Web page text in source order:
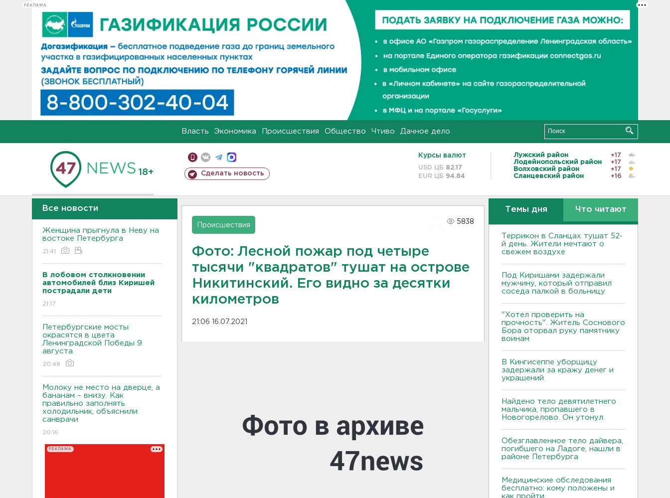
РЕКЛАМА
Власть Экономика Происшествия Общество Чтиво Дачное дело
18+ Сделать новость
Курсы валют
USD ЦБ 82.17
EUR ЦБ 94.84
Лужский район
+17
Лодейнопольский район
+17
Волховский район
+17
Сланцевский район
+16
Все новости
Женщина прыгнула в Неву на
востоке Петербурга
21:41
В лобовом столкновении
автомобилей близ Киришей
пострадали дети
21:17
Петербургские мосты
окрасятся в цвета
Ленинградской Победы 9
августа
20:48
Молоку не место на дверце, а
бананам – внизу. Как
правильно заполнять
холодильник, объяснили
санврачи
20:16
РЕКЛАМА
Происшествия
5838
Фото: Лесной пожар под четыре
тысячи "квадратов" тушат на острове
Никитинский. Его видно за десятки
километров
21:06 16.07.2021
Темы дня Что читают
Террикон в Сланцах тушат 52-
й день. Жители мечтают о
свежем воздухе
Под Киришами задержали
мужчину, который отправил
соседа палкой в больницу
"Хотел проверить на
прочность". Житель Соснового
Бора оторвал руку памятнику
воинам
В Кингисеппе уборщицу
задержали за кражу денег и
украшений
Найдено тело девятилетнего
мальчика, пропавшего в
Новогорелово. Он утонул
Обезглавленное тело дайвера,
погибшего на Ладоге, нашли в
районе Петербурга
Медицинские обследования
бесплатно: кому положены и
как пройти